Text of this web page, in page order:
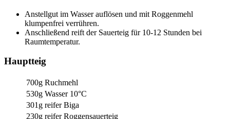
Anstellgut im Wasser auflösen und mit Roggenmehl
klumpenfrei verrühren.
Anschließend reift der Sauerteig für 10-12 Stunden bei
Raumtemperatur.
Hauptteig
700g Ruchmehl
530g Wasser 10°C
301g reifer Biga
230g reifer Roggensauerteig